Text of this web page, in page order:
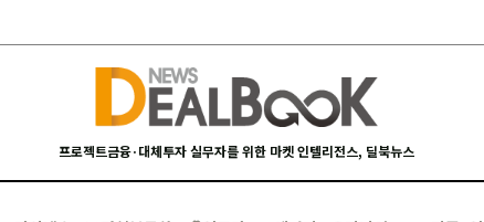
프로젝트금융·대체투자 실무자를 위한 마켓 인텔리전스, 딜북뉴스